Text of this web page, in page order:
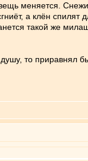
меняется.
а клён спилят
такой же
то приравнял